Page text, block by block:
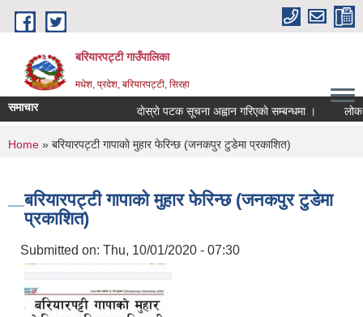
Skip to main content
बरियारपट्टी गाउँपालिका
मधेश, प्रदेश, बरियारपट्टी, सिरहा
समाचार दाेस्राे पटक सूचना अह्वान गरिएकाे सम्बन्धमा । लोक
You are here
Home » बरियारपट्टी गापाकाे मुहार फेरिन्छ (जनकपुर टुडेमा प्रकाशित)
बरियारपट्टी गापाकाे मुहार फेरिन्छ (जनकपुर टुडेमा
प्रकाशित)
Submitted on: Thu, 10/01/2020 - 07:30